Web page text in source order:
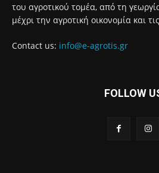
του αγροτικού τομέα, από τη
μέχρι την αγροτική οικονομία και
Contact us: info@e-agrotis.gr
FOLLOW